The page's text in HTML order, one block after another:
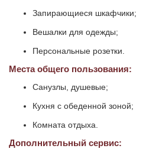
Запирающиеся шкафчики;
Вешалки для одежды;
Персональные розетки.
Места общего пользования:
Санузлы, душевые;
Кухня с обеденной зоной;
Комната отдыха.
Дополнительный сервис: